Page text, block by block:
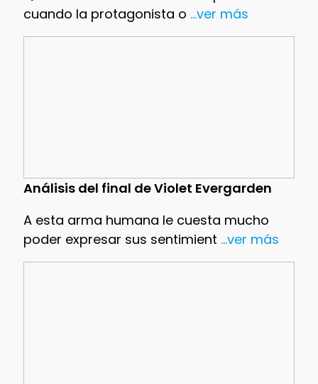
cuando la protagonista o ...ver más
Análisis del final de Violet Evergarden
A esta arma humana le cuesta mucho
poder expresar sus sentimient ...ver más